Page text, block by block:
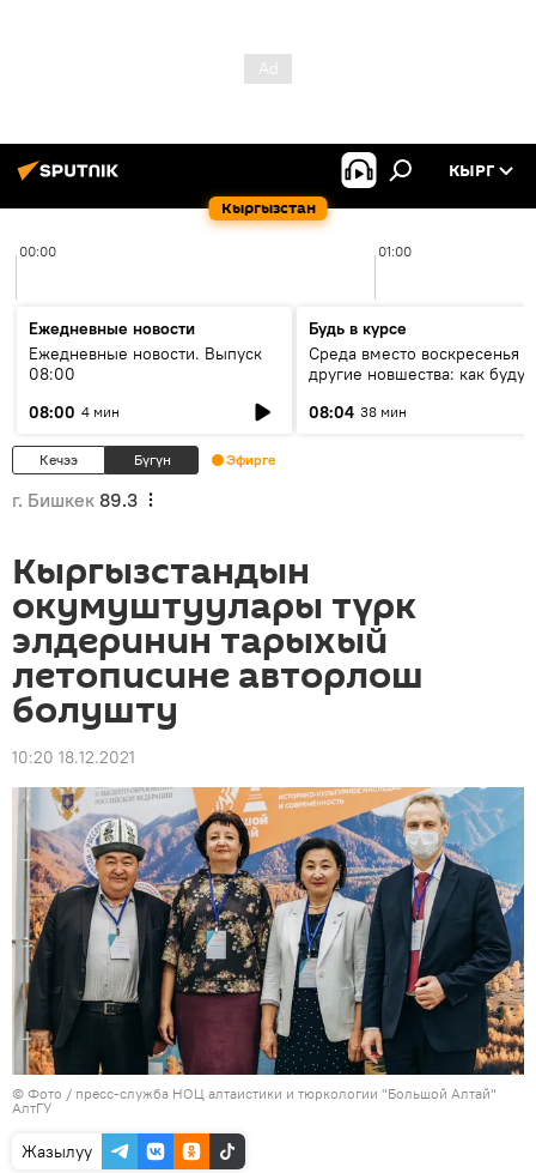
Кыргызстан
КЫРГ
00:00 01:00
Ежедневные новости
Ежедневные новости. Выпуск
08:00
08:00 4 мин
Будь в курсе
Среда вместо воскресенья и
другие новшества: как будут
08:04 38 мин
Кечээ Бүгүн Эфирге
г. Бишкек 89.3
Кыргызстандын
окумуштуулары түрк
элдеринин тарыхый
летописине авторлош
болушту
10:20 18.12.2021
© Фото / пресс-служба НОЦ алтаистики и тюркологии "Большой Алтай"
АлтГУ
Жазылуу